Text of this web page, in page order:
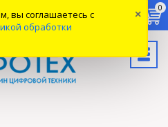
вы соглашаетесь с
обработки
×
0